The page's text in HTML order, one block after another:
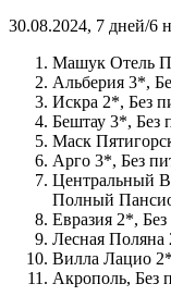
30.08.2024, 7 дней/6
Машук Отель
Альберия 3*,
Искра 2*, Без
Бештау 3*, Без
Маск
Арго 3*, Без
Центральный
Полный
Евразия 2*,
Лесная
Вилла Лацио
Акрополь, Без